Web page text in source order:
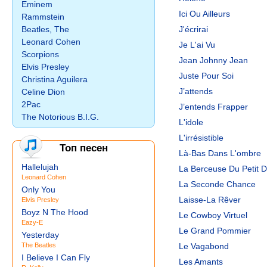
Ici Ou Ailleurs
J'écrirai
Je L'ai Vu
Jean Johnny Jean
Juste Pour Soi
J’attends
J’entends Frapper
L'idole
L'irrésistible
Là-Bas Dans L'ombre
La Berceuse Du Petit
La Seconde Chance
Laisse-La Rêver
Le Cowboy Virtuel
Le Grand Pommier
Le Vagabond
Les Amants
Eminem
Rammstein
Beatles, The
Leonard Cohen
Scorpions
Elvis Presley
Christina Aguilera
Celine Dion
2Pac
The Notorious B.I.G.
Топ песен
Hallelujah
Leonard Cohen
Only You
Elvis Presley
Boyz N The Hood
Eazy-E
Yesterday
The Beatles
I Believe I Can Fly